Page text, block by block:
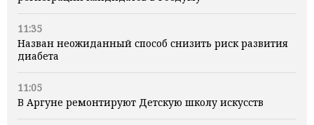
11:35
Назван неожиданный способ снизить риск развития
диабета
11:05
В Аргуне ремонтируют Детскую школу искусств